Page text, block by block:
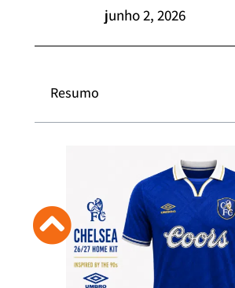
junho 2, 2026
Resumo